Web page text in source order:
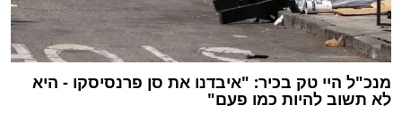
מנכ"ל היי טק בכיר: "איבדנו את סן פרנסיסקו - היא
לא תשוב להיות כמו פעם"